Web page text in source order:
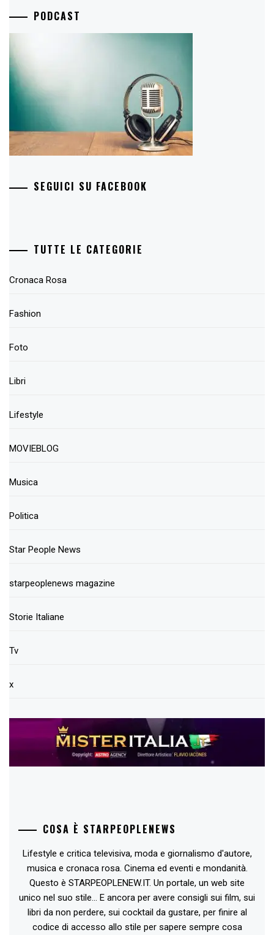
PODCAST
SEGUICI SU FACEBOOK
TUTTE LE CATEGORIE
Cronaca Rosa
Fashion
Foto
Libri
Lifestyle
MOVIEBLOG
Musica
Politica
Star People News
starpeoplenews magazine
Storie Italiane
Tv
x
COSA È STARPEOPLENEWS
Lifestyle e critica televisiva, moda e giornalismo d'autore,
musica e cronaca rosa. Cinema ed eventi e mondanità.
Questo è STARPEOPLENEW.IT. Un portale, un web site
unico nel suo stile... E ancora per avere consigli sui film, sui
libri da non perdere, sui cocktail da gustare, per finire al
codice di accesso allo stile per sapere sempre cosa